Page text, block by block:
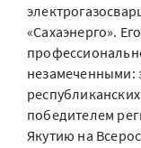
«Сахаэнерго».
незамеченными:
победителем
Якутию на